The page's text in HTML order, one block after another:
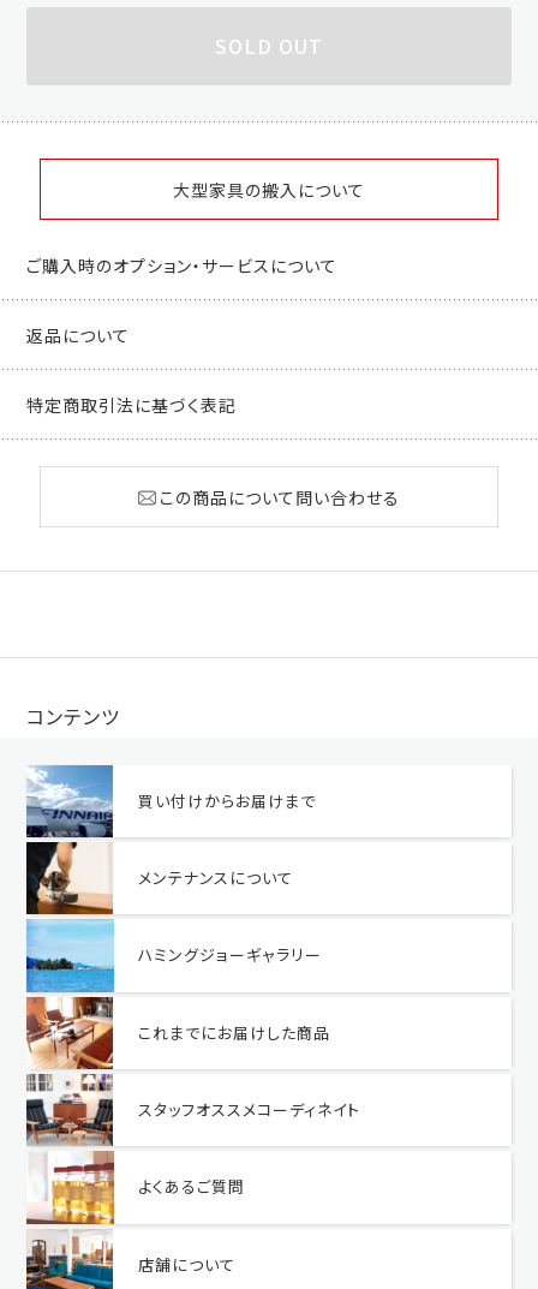
SOLD OUT
大型家具の搬入について
ご購入時のオプション・サービスについて
返品について
特定商取引法に基づく表記
この商品について問い合わせる
コンテンツ
買い付けからお届けまで
メンテナンスについて
ハミングジョーギャラリー
これまでにお届けした商品
スタッフオススメコーディネイト
よくあるご質問
店舗について